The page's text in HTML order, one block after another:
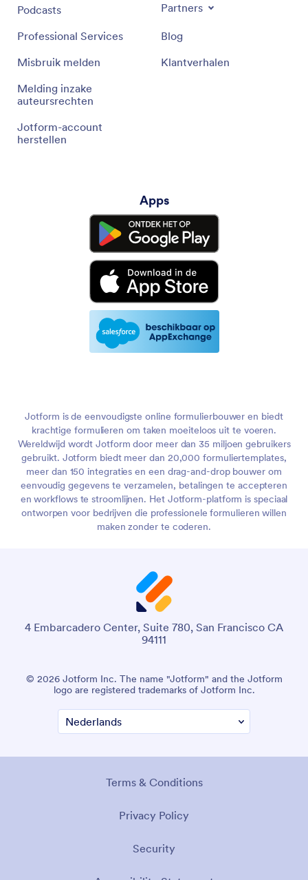
Podcasts
Professional Services
Misbruik melden
Melding inzake
auteursrechten
Jotform-account
herstellen
Partners
Blog
Klantverhalen
Apps
Jotform is de eenvoudigste online formulierbouwer en biedt
krachtige formulieren om taken moeiteloos uit te voeren.
Wereldwijd wordt Jotform door meer dan 35 miljoen gebruikers
gebruikt. Jotform biedt meer dan 20,000 formuliertemplates,
meer dan 150 integraties en een drag-and-drop bouwer om
eenvoudig gegevens te verzamelen, betalingen te accepteren
en workflows te stroomlijnen. Het Jotform-platform is speciaal
ontworpen voor bedrijven die professionele formulieren willen
maken zonder te coderen.
4 Embarcadero Center, Suite 780, San Francisco CA
94111
© 2026 Jotform Inc. The name "Jotform" and the Jotform
logo are registered trademarks of Jotform Inc.
Terms & Conditions
Privacy Policy
Security